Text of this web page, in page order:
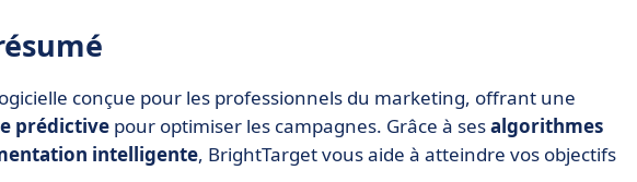
conçue pour les professionnels du marketing, offrant une
prédictive pour optimiser les campagnes. Grâce à sesalgorithmes
intelligente, BrightTarget vous aide à atteindre vos objectifs